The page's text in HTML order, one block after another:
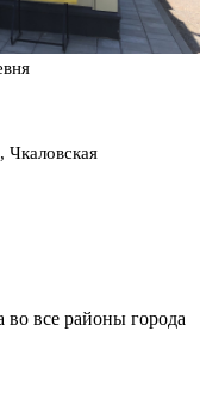
Чкаловская
во все районы города